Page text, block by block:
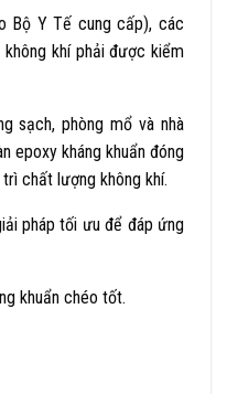
Bộ Y Tế cung cấp), các
khí phải được kiểm
sạch, phòng mổ và nhà
epoxy kháng khuẩn đóng
chất lượng không khí.
pháp tối ưu để đáp ứng
khuẩn chéo tốt.